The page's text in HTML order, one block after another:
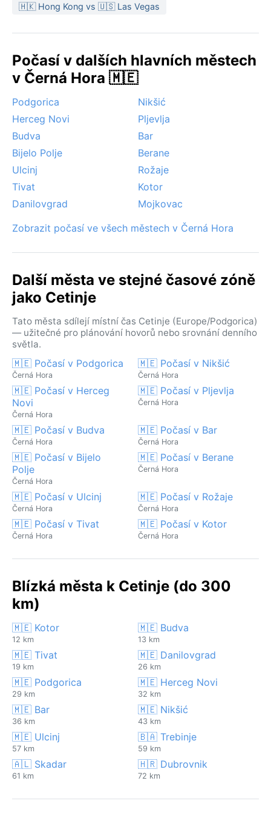
deštivo. Zajímavým a pro Cetinje typickým jevem je
častá ranní mlha, která se v údolí drží až do poledne,
Sněžení není pravidelné, ale když už napadne, město
získá kouzelnou, tichou podobu. Díky této kombinaci
mikroklimatu a geografie nabízí Cetinje cestovatelům
nejen historii, ale i proměnlivé, překvapivé nebe.
🇭🇰 Hong Kong vs 🇺🇸 Las Vegas
Počasí v dalších hlavních městech
v Černá Hora 🇲🇪
Podgorica
Nikšić
Herceg Novi
Pljevlja
Budva
Bar
Bijelo Polje
Berane
Ulcinj
Rožaje
Tivat
Kotor
Danilovgrad
Mojkovac
Zobrazit počasí ve všech městech v Černá Hora
Další města ve stejné časové zóně
jako Cetinje
Tato města sdílejí místní čas Cetinje (Europe/Podgorica)
— užitečné pro plánování hovorů nebo srovnání denního
světla.
🇲🇪 Počasí v Podgorica
Černá Hora
🇲🇪 Počasí v Nikšić
Černá Hora
🇲🇪 Počasí v Herceg
Novi
Černá Hora
🇲🇪 Počasí v Pljevlja
Černá Hora
🇲🇪 Počasí v Budva
Černá Hora
🇲🇪 Počasí v Bar
Černá Hora
🇲🇪 Počasí v Bijelo
Polje
Černá Hora
🇲🇪 Počasí v Berane
Černá Hora
🇲🇪 Počasí v Ulcinj
Černá Hora
🇲🇪 Počasí v Rožaje
Černá Hora
🇲🇪 Počasí v Tivat
Černá Hora
🇲🇪 Počasí v Kotor
Černá Hora
Blízká města k Cetinje (do 300
km)
🇲🇪 Kotor
12 km
🇲🇪 Budva
13 km
🇲🇪 Tivat
19 km
🇲🇪 Danilovgrad
26 km
🇲🇪 Podgorica
29 km
🇲🇪 Herceg Novi
32 km
🇲🇪 Bar
36 km
🇲🇪 Nikšić
43 km
🇲🇪 Ulcinj
57 km
🇧🇦 Trebinje
59 km
🇦🇱 Skadar
61 km
🇭🇷 Dubrovnik
72 km